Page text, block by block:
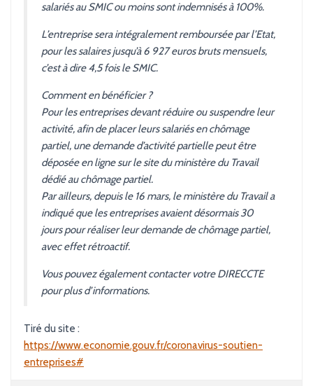
salariés au SMIC ou moins sont indemnisés à 100%.
L’entreprise sera intégralement remboursée par l’Etat,
pour les salaires jusqu’à 6 927 euros bruts mensuels,
c’est à dire 4,5 fois le SMIC.
Comment en bénéficier ?
Pour les entreprises devant réduire ou suspendre leur
activité, afin de placer leurs salariés en chômage
partiel, une demande d’activité partielle peut être
déposée en ligne sur le site du ministère du Travail
dédié au chômage partiel.
Par ailleurs, depuis le 16 mars, le ministère du Travail a
indiqué que les entreprises avaient désormais 30
jours pour réaliser leur demande de chômage partiel,
avec effet rétroactif.
Vous pouvez également contacter votre DIRECCTE
pour plus d’informations.
Tiré du site :
https://www.economie.gouv.fr/coronavirus-soutien-
entreprises#